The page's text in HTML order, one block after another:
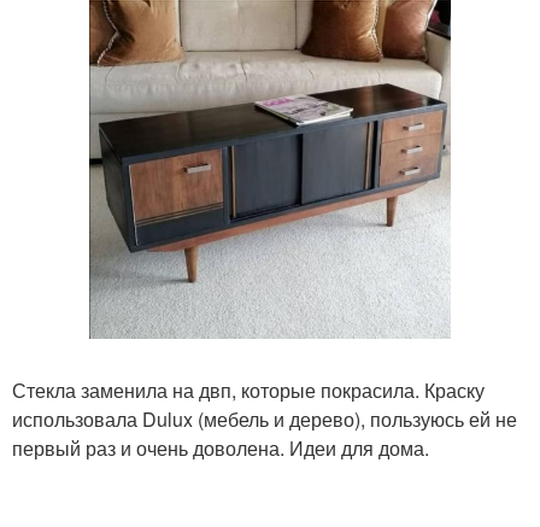
Стекла заменила на двп, которые покрасила. Краску
использовала Dulux (мебель и дерево), пользуюсь ей не
первый раз и очень доволена. Идеи для дома.